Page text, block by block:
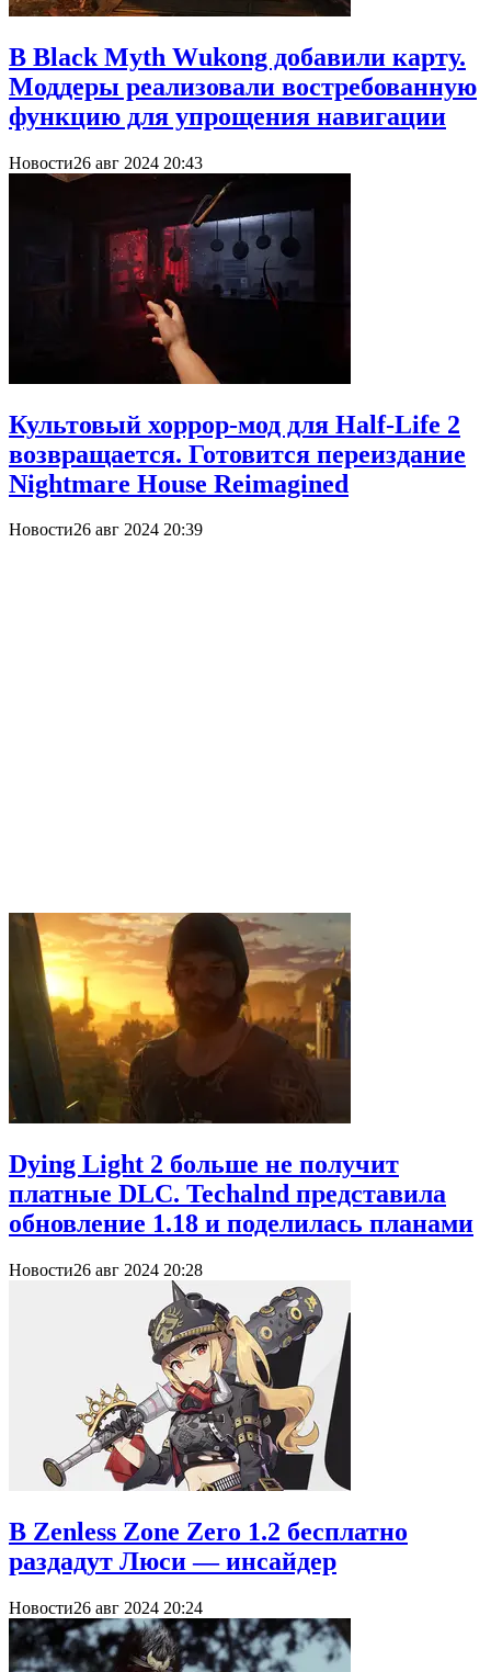
В Black Myth Wukong добавили карту.
Моддеры реализовали востребованную
функцию для упрощения навигации
Новости26 авг 2024 20:43
Культовый хоррор-мод для Half-Life 2
возвращается. Готовится переиздание
Nightmare House Reimagined
Новости26 авг 2024 20:39
Dying Light 2 больше не получит
платные DLC. Techalnd представила
обновление 1.18 и поделилась планами
Новости26 авг 2024 20:28
В Zenless Zone Zero 1.2 бесплатно
раздадут Люси — инсайдер
Новости26 авг 2024 20:24